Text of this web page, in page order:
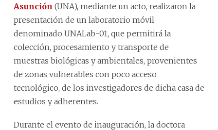
Asunción (UNA), mediante un acto, realizaron la
presentación de un laboratorio móvil
denominado UNALab-01, que permitirá la
colección, procesamiento y transporte de
muestras biológicas y ambientales, provenientes
de zonas vulnerables con poco acceso
tecnológico, de los investigadores de dicha casa de
estudios y adherentes.
Durante el evento de inauguración, la doctora